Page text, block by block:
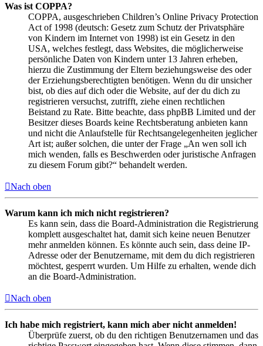
Was ist COPPA?
COPPA, ausgeschrieben Children’s Online Privacy Protection
Act of 1998 (deutsch: Gesetz zum Schutz der Privatsphäre
von Kindern im Internet von 1998) ist ein Gesetz in den
USA, welches festlegt, dass Websites, die möglicherweise
persönliche Daten von Kindern unter 13 Jahren erheben,
hierzu die Zustimmung der Eltern beziehungsweise des oder
der Erziehungsberechtigten benötigen. Wenn du dir unsicher
bist, ob dies auf dich oder die Website, auf der du dich zu
registrieren versuchst, zutrifft, ziehe einen rechtlichen
Beistand zu Rate. Bitte beachte, dass phpBB Limited und der
Besitzer dieses Boards keine Rechtsberatung anbieten kann
und nicht die Anlaufstelle für Rechtsangelegenheiten jeglicher
Art ist; außer solchen, die unter der Frage „An wen soll ich
mich wenden, falls es Beschwerden oder juristische Anfragen
zu diesem Forum gibt?“ behandelt werden.
Nach oben
Warum kann ich mich nicht registrieren?
Es kann sein, dass die Board-Administration die Registrierung
komplett ausgeschaltet hat, damit sich keine neuen Benutzer
mehr anmelden können. Es könnte auch sein, dass deine IP-
Adresse oder der Benutzername, mit dem du dich registrieren
möchtest, gesperrt wurden. Um Hilfe zu erhalten, wende dich
an die Board-Administration.
Nach oben
Ich habe mich registriert, kann mich aber nicht anmelden!
Überprüfe zuerst, ob du den richtigen Benutzernamen und das